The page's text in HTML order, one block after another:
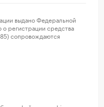
выдано Федеральной
регистрации средства
сопровождаются